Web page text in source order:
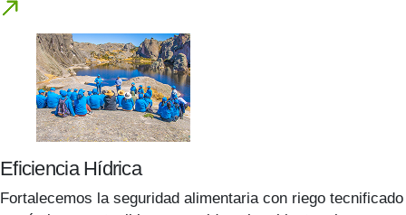
Eficiencia Hídrica
Fortalecemos la seguridad alimentaria con riego tecnificado